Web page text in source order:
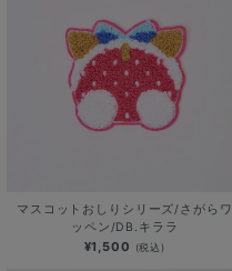
マスコットおしりシリーズ/さがらワ
ッペン/DB.キララ
¥1,500 (税込)